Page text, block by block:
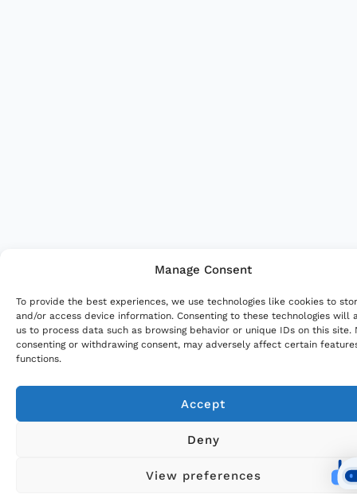
Manage Consent
To provide the best experiences, we use technologies like cookies to
and/or access device information. Consenting to these technologies will
us to process data such as browsing behavior or unique IDs on this site.
consenting or withdrawing consent, may adversely affect certain
functions.
Accept
Deny
View preferences